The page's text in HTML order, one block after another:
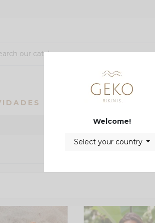
MAIS VENDIDOS
Welcome!
Select your country